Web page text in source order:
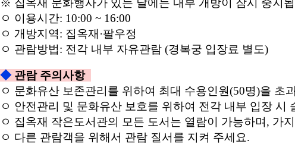
※ 집옥재 문화행사가 있는 날에는 내부 개방이 잠시 중지
ㅇ 이용시간: 10:00 ~ 16:00
ㅇ 개방지역: 집옥재·팔우정
ㅇ 관람방법: 전각 내부 자유관람 (경복궁 입장료 별도)
◆ 관람 주의사항
ㅇ 문화유산 보존관리를 위하여 최대 수용인원(50명)을 초
ㅇ 안전관리 및 문화유산 보호를 위하여 전각 내부 입장 시
ㅇ 집옥재 작은도서관의 모든 도서는 열람이 가능하며, 가
ㅇ 다른 관람객을 위해서 관람 질서를 지켜 주세요.